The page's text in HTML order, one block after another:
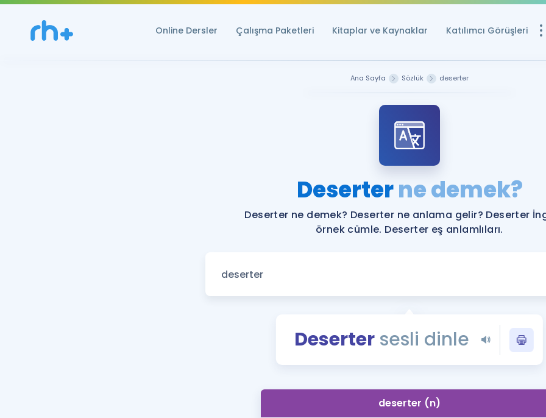
Online Dersler Çalışma Paketleri Kitaplar ve Kaynaklar Katılımcı Görüşleri
YDS ve YÖKDİL
Rehberlik Aracı
YDS ve YÖKDİL'e
Tüm ÖSYM
YDS - YÖKDİL
İngilizce Gramer
Ana Sayfa Sözlük deserter
Deserterne demek?
Deserter ne demek? Deserter ne anlama gelir? Deserter
örnek cümle. Deserter eş anlamlıları.
Desertersesli dinle
deserter (n)